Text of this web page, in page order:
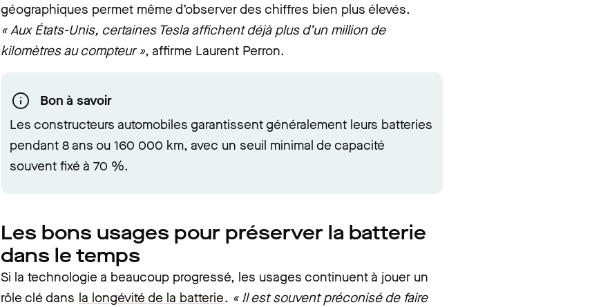
géographiques permet même d’observer des chiffres bien plus élevés.
« Aux États-Unis, certaines Tesla affichent déjà plus d’un million de
kilomètres au compteur », affirme Laurent Perron.
Bon à savoir
Les constructeurs automobiles garantissent généralement leurs batteries
pendant 8 ans ou 160 000 km, avec un seuil minimal de capacité
souvent fixé à 70 %.
Les bons usages pour préserver la batterie
dans le temps
Si la technologie a beaucoup progressé, les usages continuent à jouer un
rôle clé dans la longévité de la batterie. « Il est souvent préconisé de faire